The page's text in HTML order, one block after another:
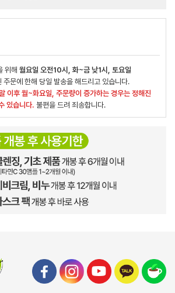
위해 월요일 오전10시, 화~금 낮1시, 토요일
주문에 한해 당일 발송을 해드리고 있습니다.
이후 월~화요일, 주문량이 증가하는 경우는 정해진
있습니다. 불편을 드려 죄송합니다.